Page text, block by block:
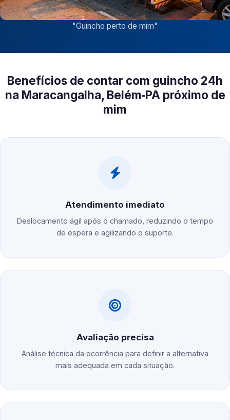
"Guincho perto de mim"
Benefícios de contar com guincho 24h
na Maracangalha, Belém‑PA próximo de
mim
Atendimento imediato
Deslocamento ágil após o chamado, reduzindo o tempo
de espera e agilizando o suporte.
Avaliação precisa
Análise técnica da ocorrência para definir a alternativa
mais adequada em cada situação.